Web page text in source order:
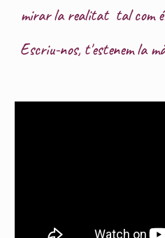
mirar la realitat tal com
Escriu-nos, t'estenem la